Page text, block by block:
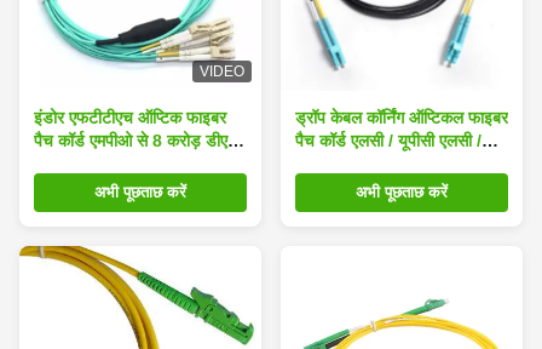
VIDEO
इंडोर एफटीटीएच ऑप्टिक फाइबर
पैच कॉर्ड एमपीओ से 8 करोड़ डीएक्स
अभी पूछताछ करें
ड्रॉप केबल कॉर्निंग ऑप्टिकल फाइबर
पैच कॉर्ड एलसी / यूपीसी एलसी /
एमटीआरएस एलएसजेडएच
अभी पूछताछ करें